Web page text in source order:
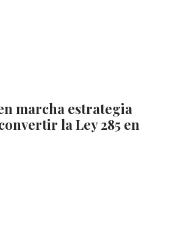
marcha estrategia
la Ley 285 en